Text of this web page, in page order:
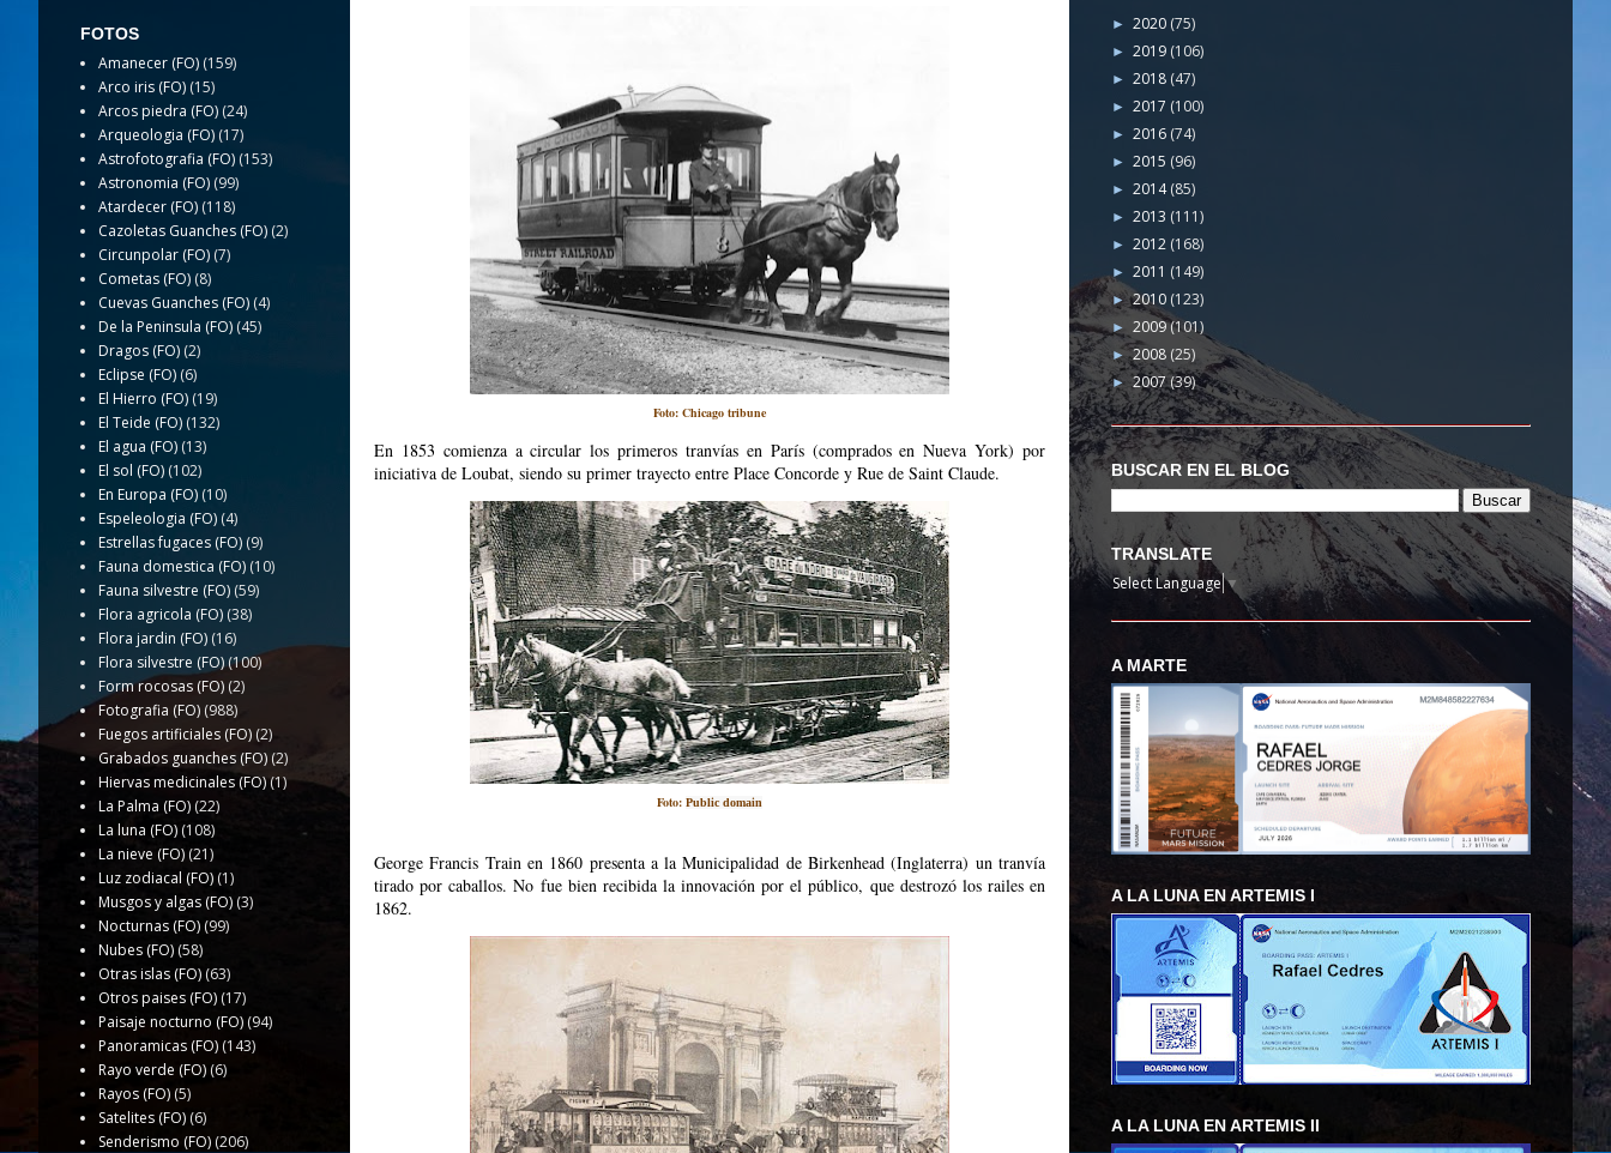
Foto: Chicago tribune
En 1853 comienza a circular los primeros tranvías en París (comprados en Nueva York) por
iniciativa de Loubat, siendo su primer trayecto entre Place Concorde y Rue de Saint Claude.
Foto: Public domain
George Francis Train en 1860 presenta a la Municipalidad de Birkenhead (Inglaterra) un tranvía
tirado por caballos. No fue bien recibida la innovación por el público, que destrozó los railes en
1862.
FOTOS
Amanecer (FO) (159)
Arco iris (FO) (15)
Arcos piedra (FO) (24)
Arqueologia (FO) (17)
Astrofotografia (FO) (153)
Astronomia (FO) (99)
Atardecer (FO) (118)
Cazoletas Guanches (FO) (2)
Circunpolar (FO) (7)
Cometas (FO) (8)
Cuevas Guanches (FO) (4)
De la Peninsula (FO) (45)
Dragos (FO) (2)
Eclipse (FO) (6)
El Hierro (FO) (19)
El Teide (FO) (132)
El agua (FO) (13)
El sol (FO) (102)
En Europa (FO) (10)
Espeleologia (FO) (4)
Estrellas fugaces (FO) (9)
Fauna domestica (FO) (10)
Fauna silvestre (FO) (59)
Flora agricola (FO) (38)
Flora jardin (FO) (16)
Flora silvestre (FO)(100)
Form rocosas (FO) (2)
Fotografia (FO) (988)
Fuegos artificiales (FO) (2)
Grabados guanches (FO) (2)
Hiervas medicinales (FO)(1)
La Palma (FO) (22)
La luna (FO) (108)
La nieve (FO) (21)
Luz zodiacal (FO) (1)
Musgos y algas (FO) (3)
Nocturnas (FO) (99)
Nubes (FO) (58)
Otras islas (FO) (63)
Otros paises (FO) (17)
Paisaje nocturno (FO) (94)
Panoramicas (FO) (143)
Rayo verde (FO) (6)
Rayos (FO) (5)
Satelites (FO) (6)
Senderismo (FO) (206)
► 2020 (75)
► 2019 (106)
► 2018 (47)
► 2017 (100)
► 2016 (74)
► 2015 (96)
► 2014(85)
► 2013 (111)
► 2012 (168)
► 2011 (149)
►2010 (123)
► 2009(101)
►2008 (25)
►2007(39)
BUSCAR EN EL BLOG
TRANSLATE
Select Language ▼
A MARTE
A LA LUNA EN ARTEMIS I
A LA LUNA EN ARTEMIS II